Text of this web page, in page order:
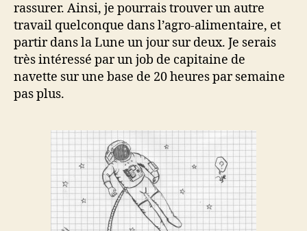
rassurer. Ainsi, je pourrais trouver un autre
travail quelconque dans l’agro-alimentaire, et
partir dans la Lune un jour sur deux. Je serais
très intéressé par un job de capitaine de
navette sur une base de 20 heures par semaine
pas plus.